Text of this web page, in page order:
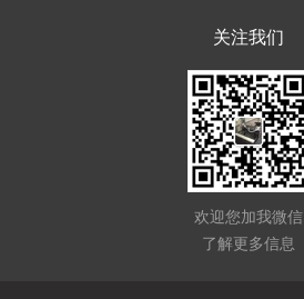
关注我们
欢迎您加我微信
了解更多信息